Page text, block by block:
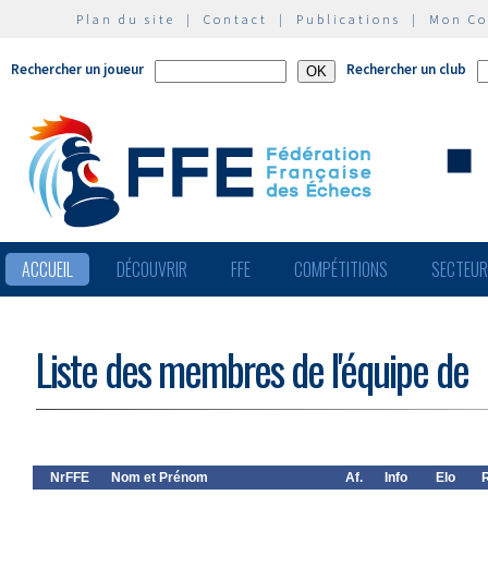
Plan du site | Contact | Publications | Mon
Rechercher un joueur Rechercher un club
ACCUEIL DÉCOUVRIR FFE COMPÉTITIONS
Liste des membres de l'équipe de
NrFFE Nom et Prénom Af. Info Elo